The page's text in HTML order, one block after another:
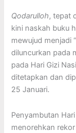
Qodarulloh, tepat
kini naskah buku
mewujud menjadi
diluncurkan pada
pada Hari Gizi
ditetapkan dan
25 Januari.
Penyambutan
menorehkan